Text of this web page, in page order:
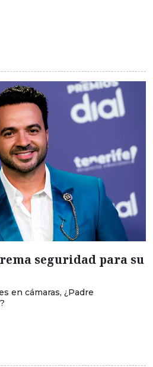
seguridad para su
en cámaras, ¿Padre